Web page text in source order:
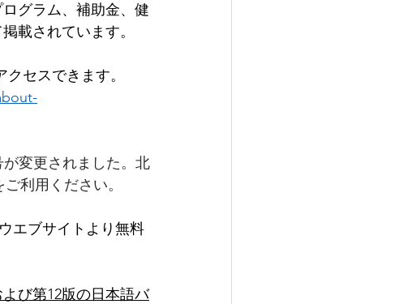
グラム、補助金、健
載されています。
セスできます。
が変更されました。北
利用ください。
エブサイトより無料
び第12版の日本語バ